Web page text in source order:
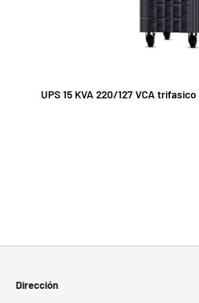
UPS 15 KVA 220/127 VCA
Dirección